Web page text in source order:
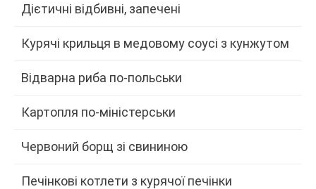
Дієтичні відбивні, запечені
Курячі крильця в медовому соусі з кунжутом
Відварна риба по-польськи
Картопля по-міністерськи
Червоний борщ зі свининою
Печінкові котлети з курячої печінки